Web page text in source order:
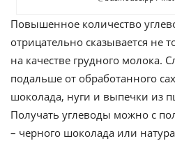
Повышенное количество
отрицательно сказывается не
на качестве грудного молока.
подальше от обработанного
шоколада, нуги и выпечки из
Получать углеводы можно с
– черного шоколада или